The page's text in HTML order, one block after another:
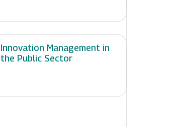
Innovation Management in
the Public Sector